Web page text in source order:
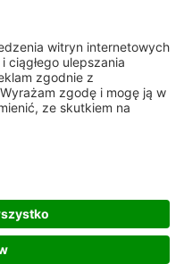
lokalne organy
roślin należy stosować z
Przed użyciem zawsze
o produkcie,
instrukcje, piktogramy
aby zapewnić
produktu.